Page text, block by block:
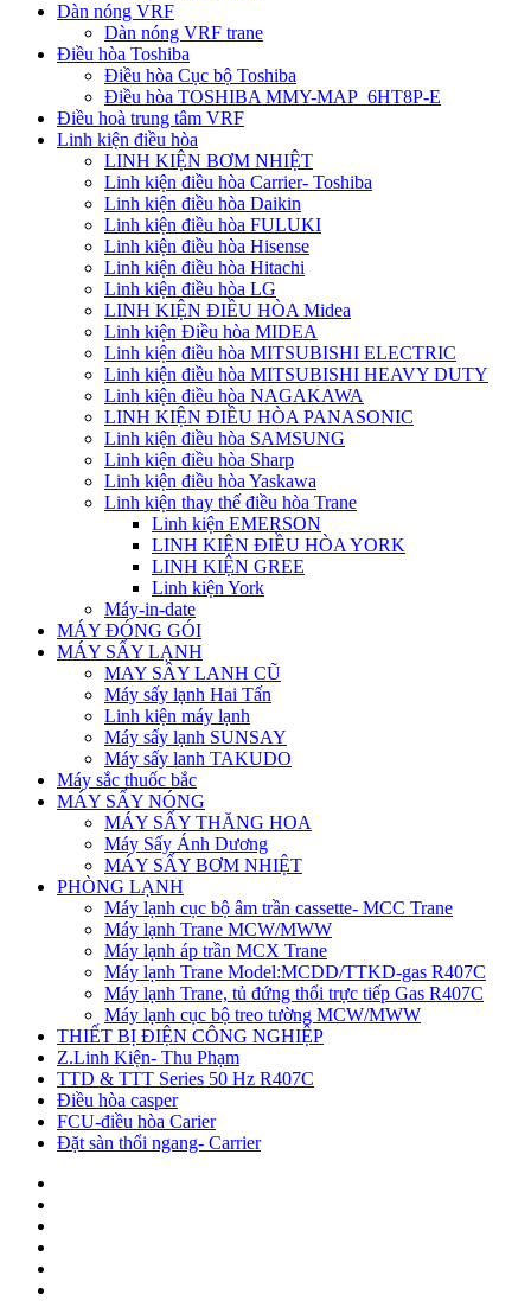
Dàn nóng VRF
Dàn nóng VRF trane
Điều hòa Toshiba
Điều hòa Cục bộ Toshiba
Điều hòa TOSHIBA MMY-MAP_6HT8P-E
Điều hoà trung tâm VRF
Linh kiện điều hòa
LINH KIỆN BƠM NHIỆT
Linh kiện điều hòa Carrier- Toshiba
Linh kiện điều hòa Daikin
Linh kiện điều hòa FULUKI
Linh kiện điều hòa Hisense
Linh kiện điều hòa Hitachi
Linh kiện điều hòa LG
LINH KIỆN ĐIỀU HÒA Midea
Linh kiện Điều hòa MIDEA
Linh kiện điều hòa MITSUBISHI ELECTRIC
Linh kiện điều hòa MITSUBISHI HEAVY DUTY
Linh kiện điều hòa NAGAKAWA
LINH KIỆN ĐIỀU HÒA PANASONIC
Linh kiện điều hòa SAMSUNG
Linh kiện điều hòa Sharp
Linh kiện điều hòa Yaskawa
Linh kiện thay thế điều hòa Trane
Linh kiện EMERSON
LINH KIỆN ĐIỀU HÒA YORK
LINH KIỆN GREE
Linh kiện York
Máy-in-date
MÁY ĐÓNG GÓI
MÁY SẤY LẠNH
MAY SÂY LANH CŨ
Máy sấy lạnh Hai Tấn
Linh kiện máy lạnh
Máy sấy lạnh SUNSAY
Máy sấy lanh TAKUDO
Máy sắc thuốc bắc
MÁY SẤY NÓNG
MÁY SẤY THĂNG HOA
Máy Sấy Ánh Dương
MÁY SẤY BƠM NHIỆT
PHÒNG LẠNH
Máy lạnh cục bộ âm trần cassette- MCC Trane
Máy lạnh Trane MCW/MWW
Máy lạnh áp trần MCX Trane
Máy lạnh Trane Model:MCDD/TTKD-gas R407C
Máy lạnh Trane, tủ đứng thổi trực tiếp Gas R407C
Máy lạnh cục bộ treo tường MCW/MWW
THIẾT BỊ ĐIỆN CÔNG NGHIỆP
Z.Linh Kiện- Thu Phạm
TTD & TTT Series 50 Hz R407C
Điều hòa casper
FCU-điều hòa Carier
Đặt sàn thổi ngang- Carrier